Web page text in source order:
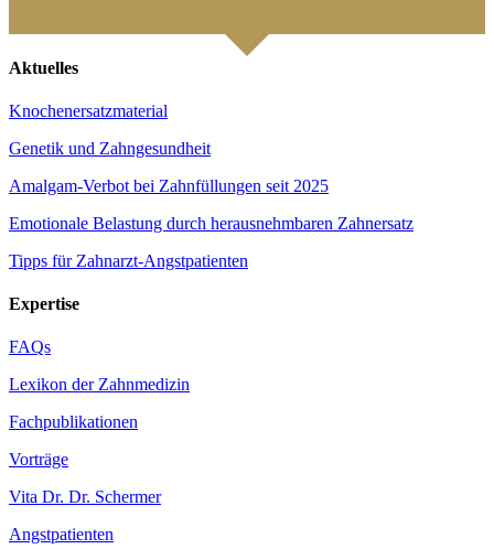
Aktuelles
Knochenersatzmaterial
Genetik und Zahngesundheit
Amalgam-Verbot bei Zahnfüllungen seit 2025
Emotionale Belastung durch herausnehmbaren Zahnersatz
Tipps für Zahnarzt-Angstpatienten
Expertise
FAQs
Lexikon der Zahnmedizin
Fachpublikationen
Vorträge
Vita Dr. Dr. Schermer
Angstpatienten